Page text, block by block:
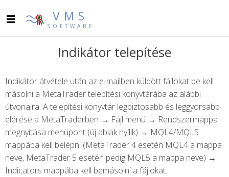
VMS
SOFTWARE
Indikátor telepítése
Indikátor átvétele után az e-mailben küldött fájlokat be kell
másolni a MetaTrader telepítési könyvtárába az alábbi
útvonalra. A telepítési könyvtár legbiztosabb és leggyorsabb
elérése a MetaTraderben → Fájl menü → Rendszermappa
megnyitása menüpont (új ablak nyílik) → MQL4/MQL5
mappába kell belépni (MetaTrader 4 esetén MQL4 a mappa
neve, MetaTrader 5 esetén pedig MQL5 a mappa neve) →
Indicators mappába kell bemásolni a fájlokat.